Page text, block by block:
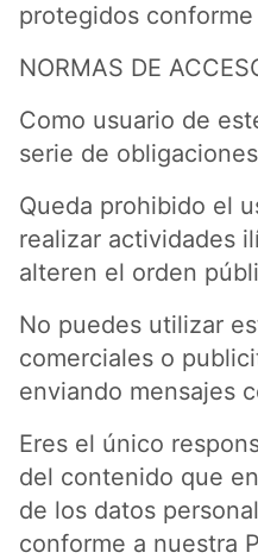
protegidos conforme
NORMAS DE
Como usuario de
serie de
Queda prohibido el
realizar actividades
alteren el orden
No puedes utilizar
comerciales o
enviando mensajes
Eres el único
del contenido que
de los datos
conforme a nuestra